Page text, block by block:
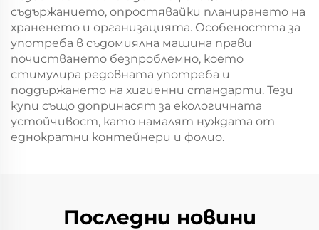
съдържанието, опростявайки планирането на
храненето и организацията. Особеността за
употреба в съдомиялна машина прави
почистването безпроблемно, което
стимулира редовната употреба и
поддържането на хигиенни стандарти. Тези
купи също допринасят за екологичната
устойчивост, като намалят нуждата от
еднократни контейнери и фолио.
Последни новини